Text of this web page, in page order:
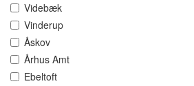
Videbæk
Vinderup
Åskov
Århus Amt
Ebeltoft